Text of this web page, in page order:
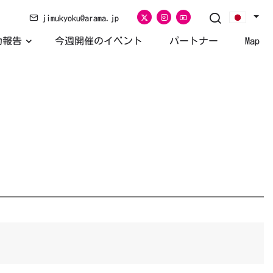
jimukyoku@arama.jp
報告 今週開催のイベント パートナー Map